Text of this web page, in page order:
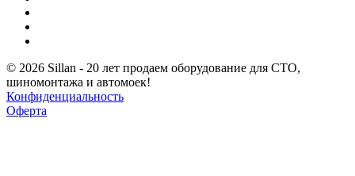
© 2026 Sillan - 20 лет продаем оборудование для СТО,
шиномонтажа и автомоек!
Конфиденциальность
Оферта